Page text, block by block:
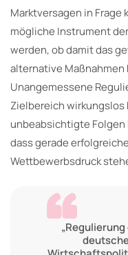
Marktversagen in Frage
mögliche Instrument
werden, ob damit das
alternative
Unangemessene
Zielbereich
unbeabsichtigte
dass gerade
Wettbewerbsdruck